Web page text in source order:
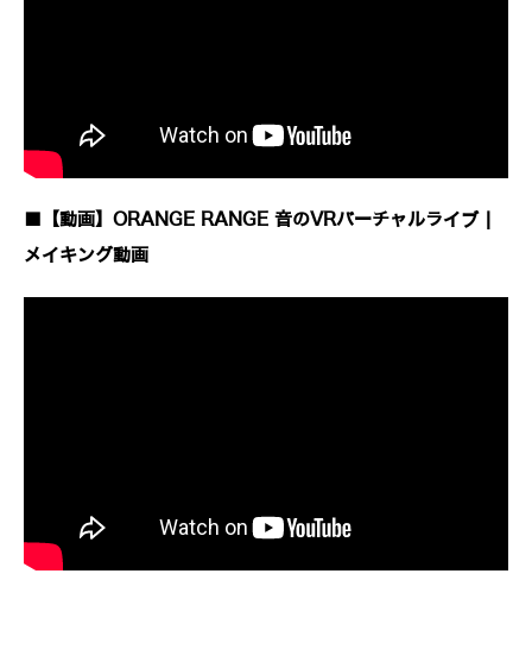
■【動画】ORANGE RANGE 音のVRバーチャルライブ |
メイキング動画